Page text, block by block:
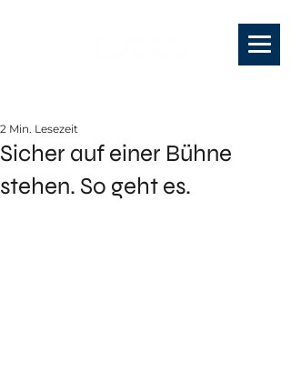
Sicher auf einer Bühne
stehen. So geht es.
2 Min. Lesezeit